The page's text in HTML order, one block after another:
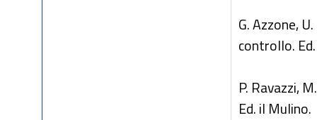
G. Azzone,
controllo.
P. Ravazzi,
Ed. il Mulino.